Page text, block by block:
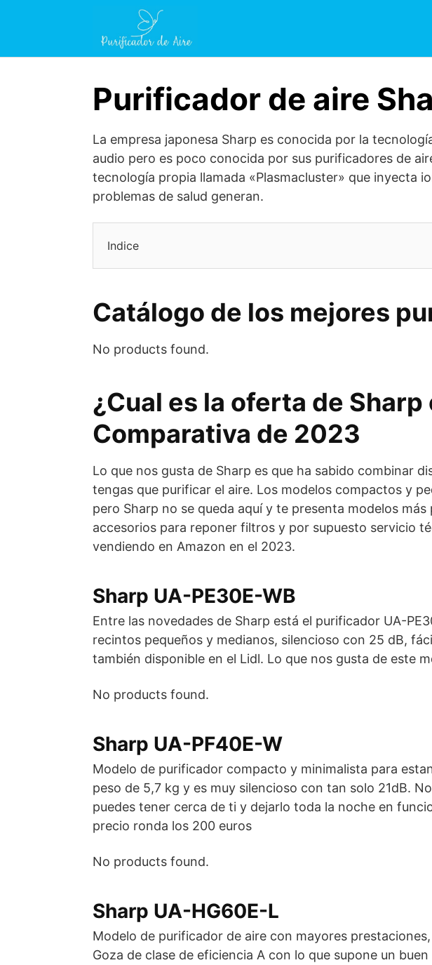
Purificador de aire
La empresa japonesa Sharp es conocida por la
audio pero es poco conocida por sus purificadores de
tecnología propia llamada «Plasmacluster» que inyecta
problemas de salud generan.
Indice
Catálogo de los mejores
No products found.
¿Cual es la oferta de
Comparativa de 2023
Lo que nos gusta de Sharp es que ha sabido combinar
tengas que purificar el aire. Los modelos compactos y
pero Sharp no se queda aquí y te presenta modelos
accesorios para reponer filtros y por supuesto servicio
vendiendo en Amazon en el 2023.
Sharp UA-PE30E-WB
Entre las novedades de Sharp está el purificador UA-
recintos pequeños y medianos, silencioso con 25 dB,
también disponible en el Lidl. Lo que nos gusta de este
No products found.
Sharp UA-PF40E-W
Modelo de purificador compacto y minimalista para
peso de 5,7 kg y es muy silencioso con tan solo 21dB.
puedes tener cerca de ti y dejarlo toda la noche en
precio ronda los 200 euros
No products found.
Sharp UA-HG60E-L
Modelo de purificador de aire con mayores
Goza de clase de eficiencia A con lo que supone un